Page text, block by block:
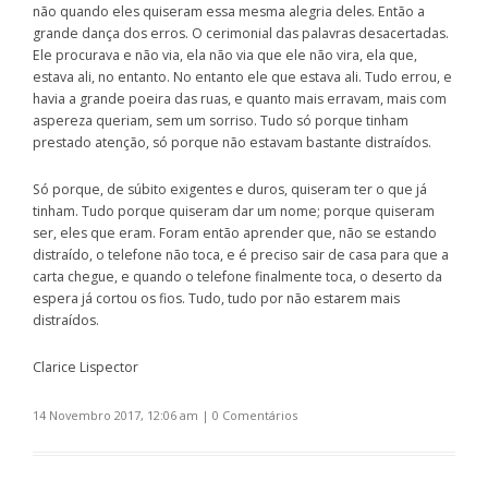
não quando eles quiseram essa mesma alegria deles. Então a
grande dança dos erros. O cerimonial das palavras desacertadas.
Ele procurava e não via, ela não via que ele não vira, ela que,
estava ali, no entanto. No entanto ele que estava ali. Tudo errou, e
havia a grande poeira das ruas, e quanto mais erravam, mais com
aspereza queriam, sem um sorriso. Tudo só porque tinham
prestado atenção, só porque não estavam bastante distraídos.
Só porque, de súbito exigentes e duros, quiseram ter o que já
tinham. Tudo porque quiseram dar um nome; porque quiseram
ser, eles que eram. Foram então aprender que, não se estando
distraído, o telefone não toca, e é preciso sair de casa para que a
carta chegue, e quando o telefone finalmente toca, o deserto da
espera já cortou os fios. Tudo, tudo por não estarem mais
distraídos.
Clarice Lispector
14 Novembro 2017, 12:06 am | 0 Comentários